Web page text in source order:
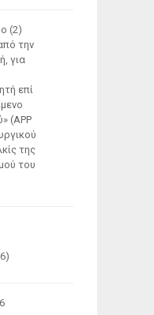
(2)
την
για
επί
(ΑΡΡ
της
του